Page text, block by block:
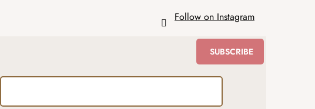
Follow on Instagram
SUBSCRIBE